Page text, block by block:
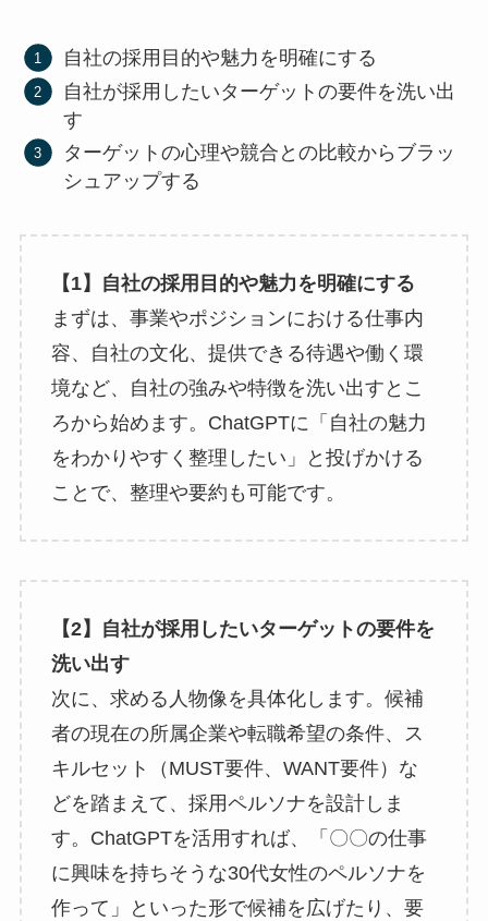
自社の採用目的や魅力を明確にする
自社が採用したいターゲットの要件を洗い出
す
ターゲットの心理や競合との比較からブラッ
シュアップする
【1】自社の採用目的や魅力を明確にする
まずは、事業やポジションにおける仕事内
容、自社の文化、提供できる待遇や働く環
境など、自社の強みや特徴を洗い出すとこ
ろから始めます。ChatGPTに「自社の魅力
をわかりやすく整理したい」と投げかける
ことで、整理や要約も可能です。
【2】自社が採用したいターゲットの要件を
洗い出す
次に、求める人物像を具体化します。候補
者の現在の所属企業や転職希望の条件、ス
キルセット（MUST要件、WANT要件）な
どを踏まえて、採用ペルソナを設計しま
す。ChatGPTを活用すれば、「〇〇の仕事
に興味を持ちそうな30代女性のペルソナを
作って」といった形で候補を広げたり、要